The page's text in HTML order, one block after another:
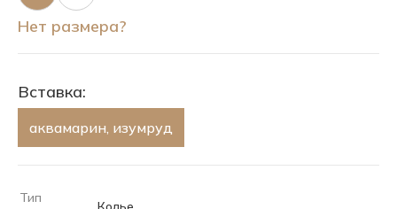
Нет размера?
Вставка:
аквамарин, изумруд
Тип